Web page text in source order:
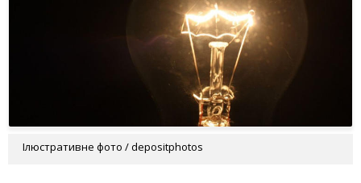
Ілюстративне фото / depositphotos